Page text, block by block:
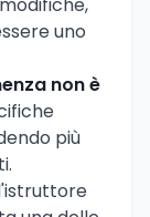
uno
non è
più